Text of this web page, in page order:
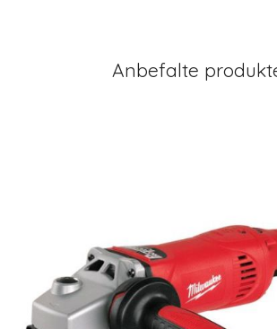
Anbefalte